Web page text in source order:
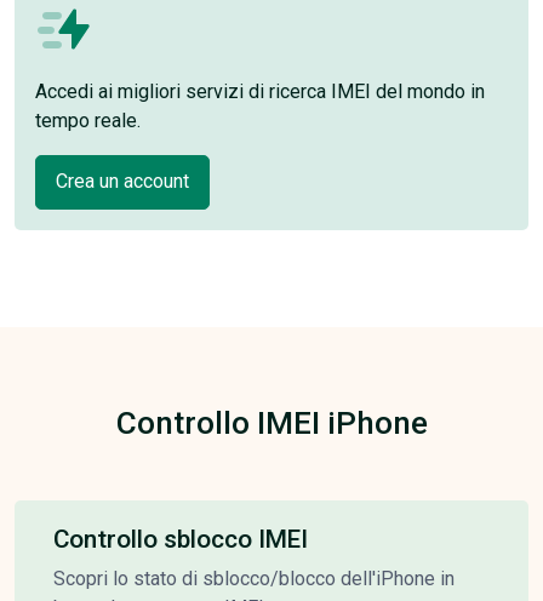
Accedi ai migliori servizi di ricerca IMEI del mondo in
tempo reale.
Crea un account
Controllo IMEI iPhone
Controllo sblocco IMEI
Scopri lo stato di sblocco/blocco dell'iPhone in